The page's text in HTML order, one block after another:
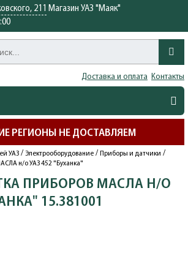
211 Магазин УАЗ "Маяк"
Доставка и оплата Контакты
РЕГИОНЫ НЕ ДОСТАВЛЯЕМ
УАЗ / Электрооборудование / Приборы и датчики /
н/о УАЗ 452 "Буханка"
ПРИБОРОВ МАСЛА Н/О
15.381001